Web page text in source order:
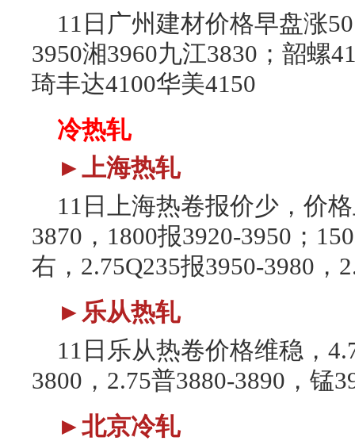
11日广州建材价格早盘涨
3950湘3960九江3830；韶螺
琦丰达4100华美4150
冷热轧
►上海热轧
11日上海热卷报价少，价
3870，1800报3920-3950；
右，2.75Q235报3950-3980，
►乐从热轧
11日乐从热卷价格维稳，
3800，2.75普3880-3890，锰
►北京冷轧